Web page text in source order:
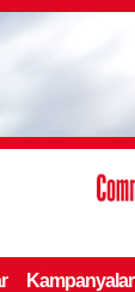
Kampanyalar